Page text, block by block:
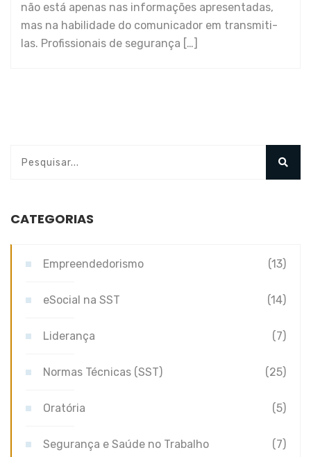
não está apenas nas informações apresentadas,
mas na habilidade do comunicador em transmiti-
las. Profissionais de segurança […]
CATEGORIAS
Empreendedorismo (13)
eSocial na SST (14)
Liderança (7)
Normas Técnicas (SST) (25)
Oratória (5)
Segurança e Saúde no Trabalho (7)